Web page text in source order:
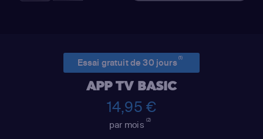
Essai gratuit de 30 jours(1)
APP TV BASIC
14,95 €
par mois(2)